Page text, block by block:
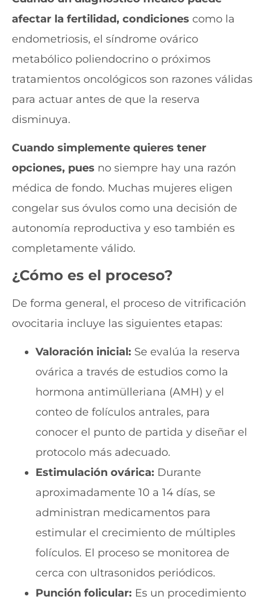
afectar la fertilidad, condiciones como la
endometriosis, el síndrome ovárico
metabólico poliendocrino o próximos
tratamientos oncológicos son razones válidas
para actuar antes de que la reserva
disminuya.
Cuando simplemente quieres tener
opciones, pues no siempre hay una razón
médica de fondo. Muchas mujeres eligen
congelar sus óvulos como una decisión de
autonomía reproductiva y eso también es
completamente válido.
¿Cómo es el proceso?
De forma general, el proceso de vitrificación
ovocitaria incluye las siguientes etapas:
Valoración inicial: Se evalúa la reserva
ovárica a través de estudios como la
hormona antimülleriana (AMH) y el
conteo de folículos antrales, para
conocer el punto de partida y diseñar el
protocolo más adecuado.
Estimulación ovárica: Durante
aproximadamente 10 a 14 días, se
administran medicamentos para
estimular el crecimiento de múltiples
folículos. El proceso se monitorea de
cerca con ultrasonidos periódicos.
Punción folicular: Es un procedimiento